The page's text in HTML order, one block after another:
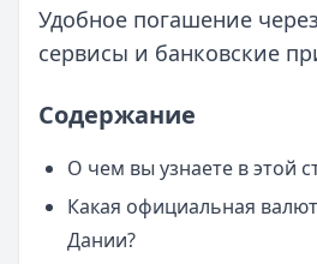
Удобное погашение
сервисы и банковские
Содержание
О чем вы узнаете в этой
Какая официальная
Дании?